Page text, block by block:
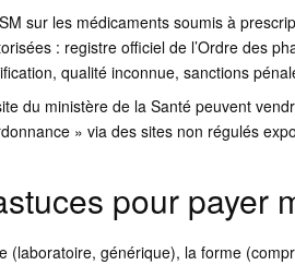
sur les médicaments soumis à
: registre officiel de l’Ordre des
qualité inconnue, sanctions
du ministère de la Santé peuvent
» via des sites non régulés
pour payer
(laboratoire, générique), la forme